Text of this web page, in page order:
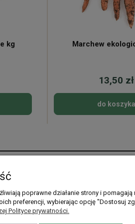
kg Marchew
13,50 zł
do koszyka
Twoje zamówienia
Ustawienia konta
Przechowalnia
poprawne działanie strony i
preferencji, wybierając opcję "Dostosuj
Polityce prywatności.